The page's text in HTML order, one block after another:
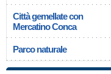
Città gemellate con
Mercatino Conca
Parco naturale